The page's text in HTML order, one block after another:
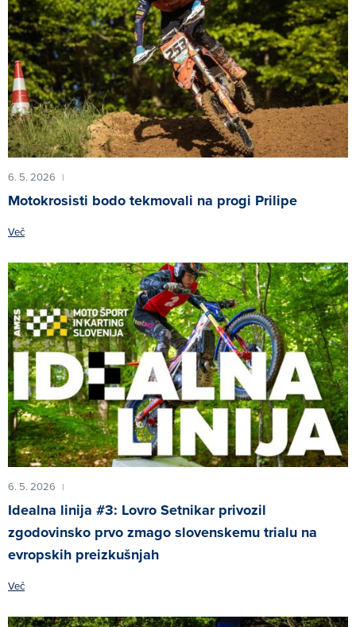
6. 5. 2026 |
Motokrosisti bodo tekmovali na progi Prilipe
Več
6. 5. 2026 |
Idealna linija #3: Lovro Setnikar privozil
zgodovinsko prvo zmago slovenskemu trialu na
evropskih preizkušnjah
Več